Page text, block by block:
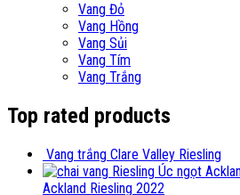
Vang Đỏ
Vang Hồng
Vang Sủi
Vang Tím
Vang Trắng
Top rated products
Vang trắng Clare Valley Riesling
Ackland Riesling 2022